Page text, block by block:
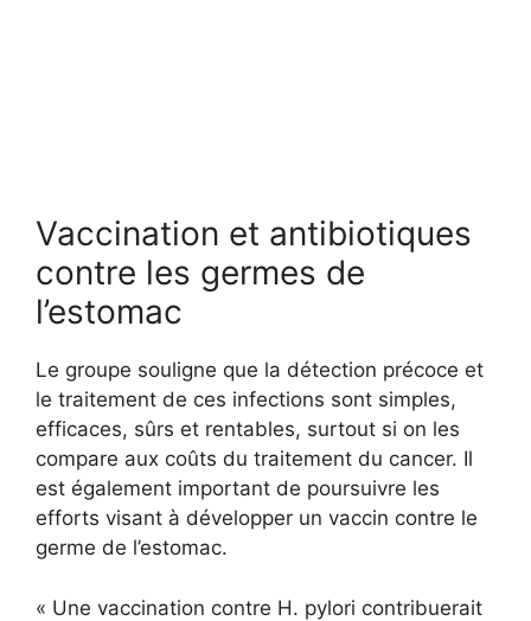
Vaccination et antibiotiques
contre les germes de
l’estomac
Le groupe souligne que la détection précoce et
le traitement de ces infections sont simples,
efficaces, sûrs et rentables, surtout si on les
compare aux coûts du traitement du cancer. Il
est également important de poursuivre les
efforts visant à développer un vaccin contre le
germe de l’estomac.
« Une vaccination contre H. pylori contribuerait